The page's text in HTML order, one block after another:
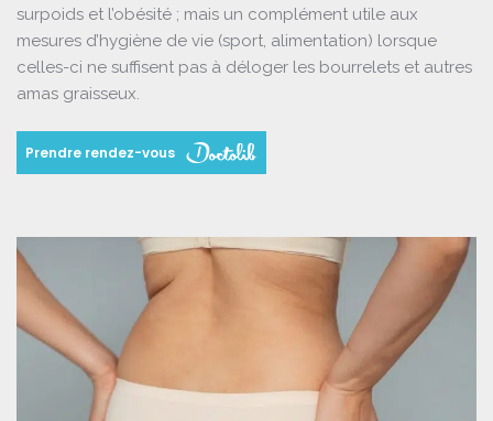
surpoids et l’obésité ; mais un complément utile aux
mesures d’hygiène de vie (sport, alimentation) lorsque
celles-ci ne suffisent pas à déloger les bourrelets et autres
amas graisseux.
Prendre rendez-vous